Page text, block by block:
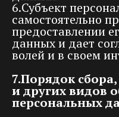
6.Субъект
самостоятельно
предоставлении
данных и дает
волей и в своем
7.Порядок
и других видов
персональных